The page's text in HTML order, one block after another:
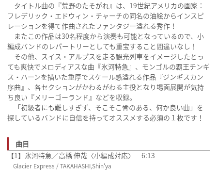
タイトル曲の『荒野のたそがれ』は、19世紀アメリカの画家：
フレデリック・エドウィン・チャーチの同名の油絵からインスピ
レーションを得て作曲されたファンタジー溢れる秀作！
またこの作品は30名程度から演奏も可能となっているので、小
編成バンドのレパートリーとしても重宝すること間違いなし！
その他、スイス・アルプスを走る観光列車をイメージしたとっ
ても爽快でメロディアスな曲『氷河特急』、モンゴルの覇王チンギ
ス・ハーンを描いた重厚でスケール感溢れる作品『ジンギスカン
序曲』、各セクションがかわるがわる主役となり場面展開が気持
ち良い『メリーゴーランド』などを収録。
「初級者にも難しすぎず、そこそこ骨のある、何か良い曲」を
探しているバンドに自信を持ってオススメする必須の１枚です！
曲目
【1】氷河特急／高橋 伸哉〈小編成対応〉 6:13
Glacier Express / TAKAHASHI,Shin'ya